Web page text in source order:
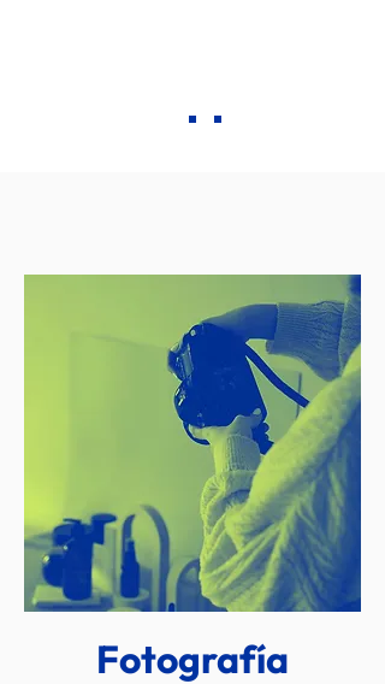
Fotografía